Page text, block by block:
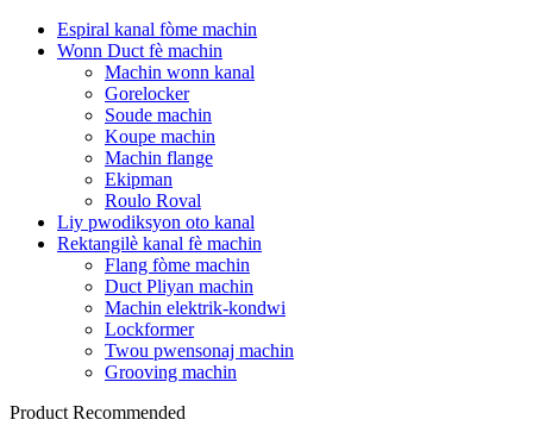
Espiral kanal fòme machin
Wonn Duct fè machin
Machin wonn kanal
Gorelocker
Soude machin
Koupe machin
Machin flange
Ekipman
Roulo Roval
Liy pwodiksyon oto kanal
Rektangilè kanal fè machin
Flang fòme machin
Duct Pliyan machin
Machin elektrik-kondwi
Lockformer
Twou pwensonaj machin
Grooving machin
Product Recommended